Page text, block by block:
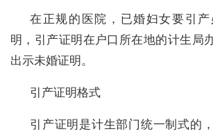
在正规的医院，已婚妇女要引
明，引产证明在户口所在地的计生局
出示未婚证明。
引产证明格式
引产证明是计生部门统一制式的